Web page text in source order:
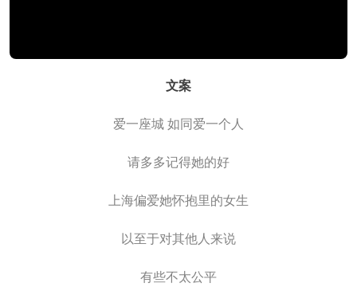
文案
爱一座城 如同爱一个人
请多多记得她的好
上海偏爱她怀抱里的女生
以至于对其他人来说
有些不太公平